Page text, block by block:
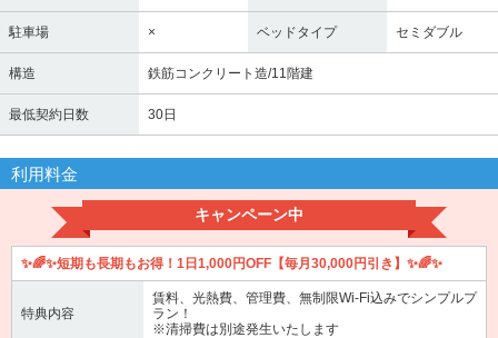
駐車場 × ベッドタイプ セミダブル
構造 鉄筋コンクリート造/11階建
最低契約日数 30日
利用料金
キャンペーン中
✨🌈✨短期も長期もお得！1日1,000円OFF【毎月30,000円引き】✨🌈✨
特典内容
賃料、光熱費、管理費、無制限Wi-Fi込みでシンプルプ
ラン！
※清掃費は別途発生いたします